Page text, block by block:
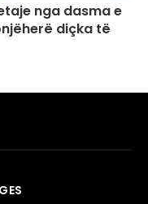
nga dasma e
diçka të